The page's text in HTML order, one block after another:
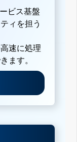
ビス基盤
ィを担う
速に処理
ます。